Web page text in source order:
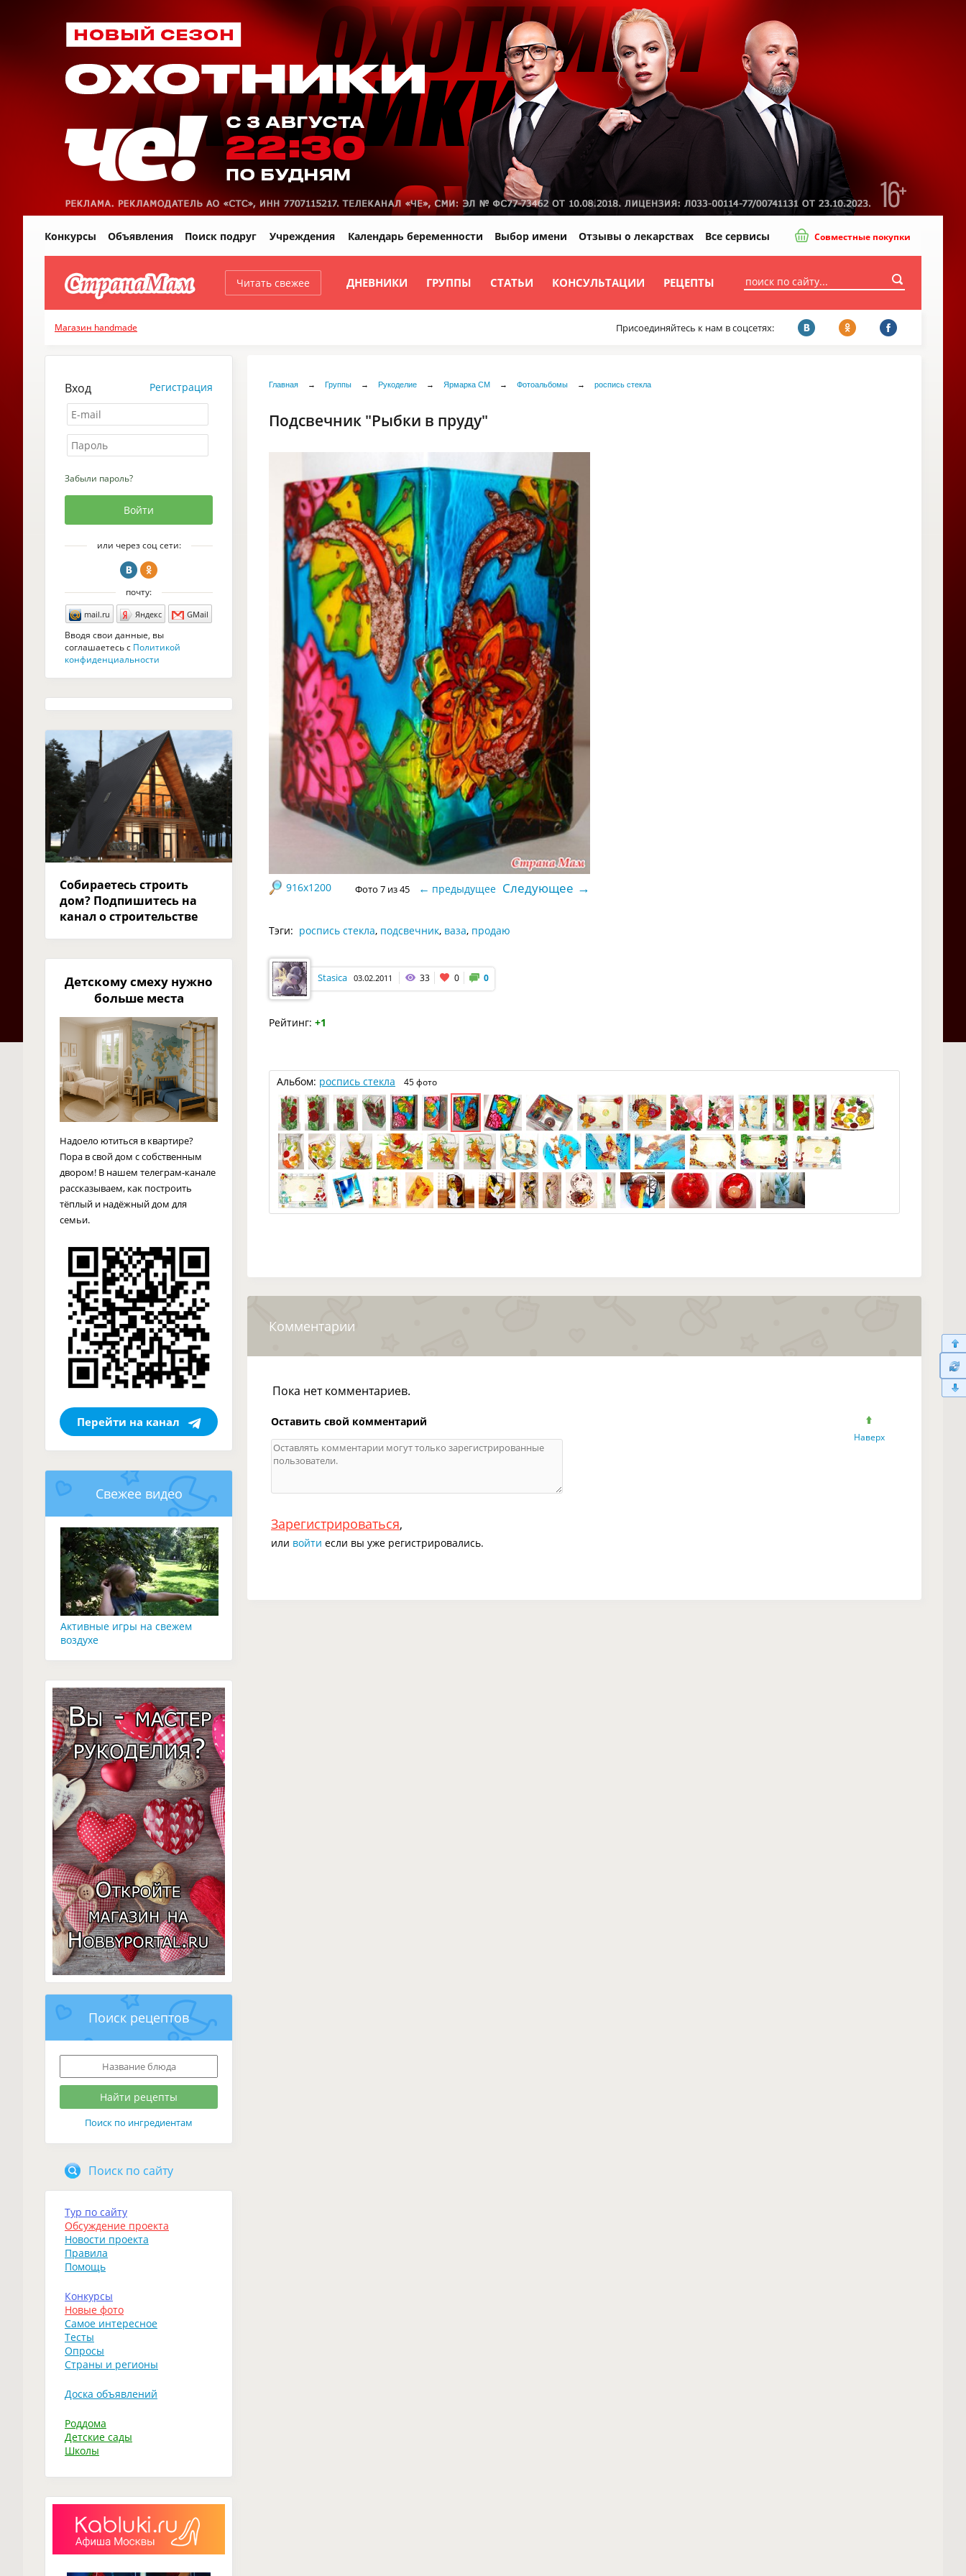
Читать свежее ДНЕВНИКИ ГРУППЫ СТАТЬИ КОНСУЛЬТАЦИИ РЕЦЕПТЫ
Конкурсы Объявления Поиск подруг Учреждения Календарь беременности Выбор имени Отзывы о лекарствах Все сервисы Совместные покупки
Магазин handmade Присоединяйтесь к нам в соцсетях:
Главная → Группы → Рукоделие → Ярмарка СМ → Фотоальбомы → роспись стекла
Подсвечник "Рыбки в пруду"
916x1200 Фото 7 из 45 ← предыдущее Следующее →
Тэги: роспись стекла, подсвечник, ваза, продаю
Stasica 03.02.2011 33 0 0
Рейтинг: +1
Альбом: роспись стекла 45 фото
Комментарии
Пока нет комментариев.
Наверх
Оставить свой комментарий
Зарегистрироваться,
или войти если вы уже регистрировались.
Вход Регистрация
Забыли пароль?
или через соц сети:
почту:
mail.ru Яндекс GMail
Вводя свои данные, вы
соглашаетесь с Политикой
конфиденциальности
Собираетесь строить
дом? Подпишитесь на
канал о строительстве
Детскому смеху нужно
больше места
Надоело ютиться в квартире?
Пора в свой дом с собственным
двором! В нашем телеграм-канале
рассказываем, как построить
тёплый и надёжный дом для
семьи.
Перейти на канал
Свежее видео
Активные игры на свежем
воздухе
Поиск рецептов
Поиск по ингредиентам
Поиск по сайту
Тур по сайту
Обсуждение проекта
Новости проекта
Правила
Помощь
Конкурсы
Новые фото
Самое интересное
Тесты
Опросы
Страны и регионы
Доска объявлений
Роддома
Детские сады
Школы